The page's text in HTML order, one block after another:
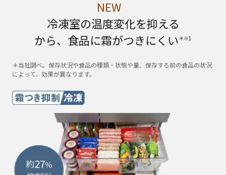
NEW
冷凍室の温度変化を抑える
から、食品に霜がつきにくい ＊※1
＊当社調べ。保存状況や食品の種類・状態や量、保存する前の食品の状況
によって、効果が異なります。